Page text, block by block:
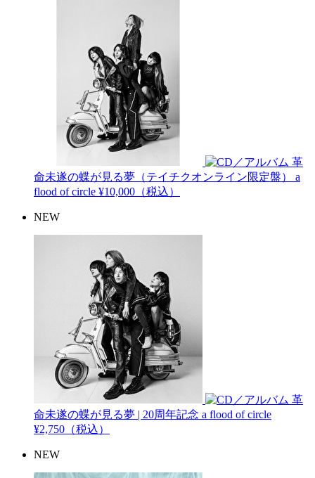
革
命未遂の蝶が見る夢（テイチクオンライン限定盤） a
flood of circle ¥10,000（税込）
NEW
革
命未遂の蝶が見る夢 | 20周年記念 a flood of circle
¥2,750（税込）
NEW